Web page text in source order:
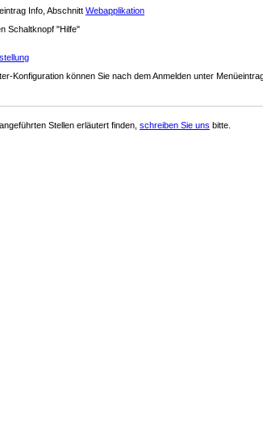
Info, Abschnitt Webapplikation
Schaltknopf "Hilfe"
Konfiguration können Sie nach dem Anmelden unter
Stellen erläutert finden, schreiben Sie uns bitte.